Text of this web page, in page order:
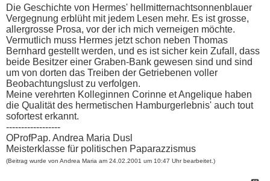
Die Geschichte von Hermes' hellmitternachtsonnenblauer
Vergegnung erblüht mit jedem Lesen mehr. Es ist grosse,
allergrosse Prosa, vor der ich mich verneigen möchte.
Vermutlich muss Hermes jetzt schon neben Thomas
Bernhard gestellt werden, und es ist sicher kein Zufall, dass
beide Besitzer einer Graben-Bank gewesen sind und sind
um von dorten das Treiben der Getriebenen voller
Beobachtungslust zu verfolgen.
Meine verehrten Kolleginnen Corinne et Angelique haben
die Qualität des hermetischen Hamburgerlebnis' auch tout
sofortest erkannt.
------------------
OProfPap. Andrea Maria Dusl
Meisterklasse für politischen Paparazzismus
(Beitrag wurde von Andrea Maria am 24.02.2001 um 10:47 Uhr bearbeitet.)